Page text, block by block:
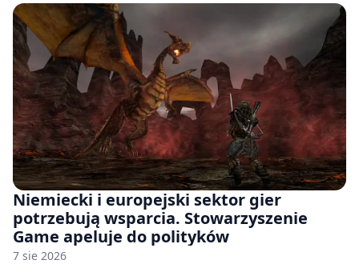
Niemiecki i europejski sektor gier
potrzebują wsparcia. Stowarzyszenie
Game apeluje do polityków
7 sie 2026